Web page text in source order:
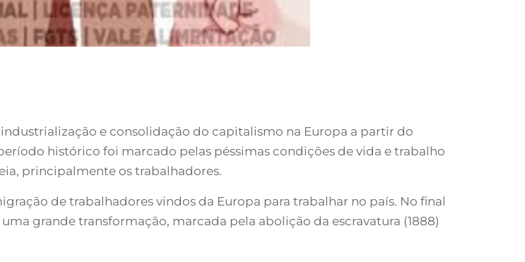
e consolidação do capitalismo na Europa a partir do
histórico foi marcado pelas péssimas condições de vida e trabalho
principalmente os trabalhadores.
de trabalhadores vindos da Europa para trabalhar no país. No final
grande transformação, marcada pela abolição da escravatura (1888)